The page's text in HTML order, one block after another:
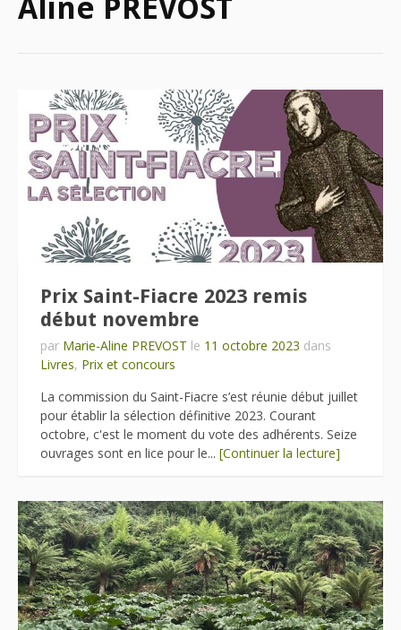
Aline PREVOST
Prix Saint-Fiacre 2023 remis
début novembre
par Marie-Aline PREVOST le 11 octobre 2023 dans
Livres, Prix et concours
La commission du Saint-Fiacre s’est réunie début juillet
pour établir la sélection définitive 2023. Courant
octobre, c'est le moment du vote des adhérents. Seize
ouvrages sont en lice pour le... [Continuer la lecture]